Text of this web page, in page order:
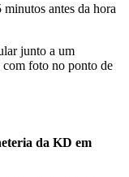
antes da hora
junto a um
foto no ponto de
da KD em